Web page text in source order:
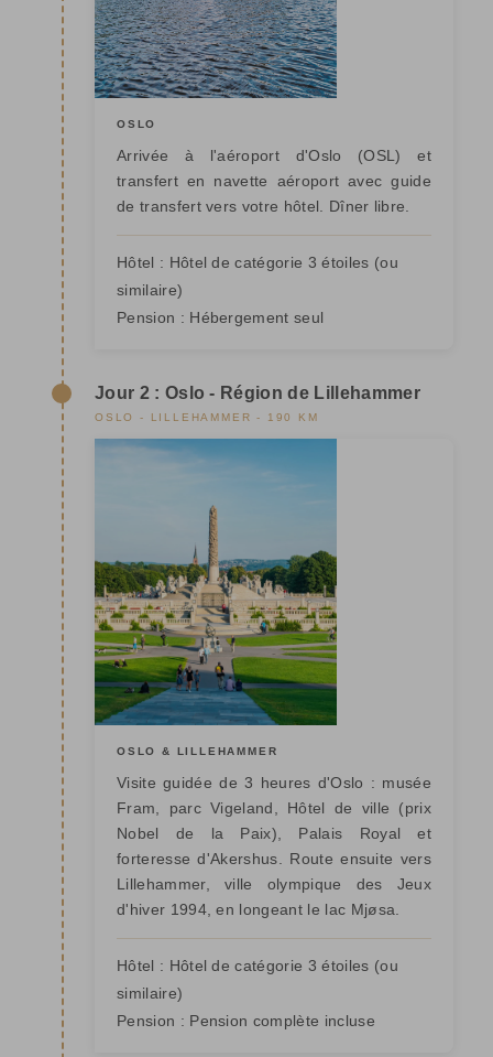
OSLO
Arrivée à l'aéroport d'Oslo (OSL) et
transfert en navette aéroport avec guide
de transfert vers votre hôtel. Dîner libre.
Hôtel : Hôtel de catégorie 3 étoiles (ou
similaire)
Pension : Hébergement seul
Jour 2 : Oslo - Région de Lillehammer
OSLO - LILLEHAMMER - 190 KM
OSLO & LILLEHAMMER
Visite guidée de 3 heures d'Oslo : musée
Fram, parc Vigeland, Hôtel de ville (prix
Nobel de la Paix), Palais Royal et
forteresse d'Akershus. Route ensuite vers
Lillehammer, ville olympique des Jeux
d'hiver 1994, en longeant le lac Mjøsa.
Hôtel : Hôtel de catégorie 3 étoiles (ou
similaire)
Pension : Pension complète incluse